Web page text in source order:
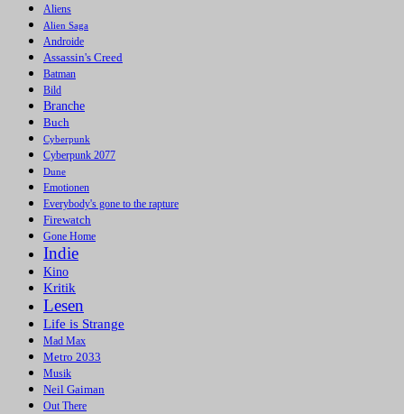
Aliens
Alien Saga
Androide
Assassin's Creed
Batman
Bild
Branche
Buch
Cyberpunk
Cyberpunk 2077
Dune
Emotionen
Everybody's gone to the rapture
Firewatch
Gone Home
Indie
Kino
Kritik
Lesen
Life is Strange
Mad Max
Metro 2033
Musik
Neil Gaiman
Out There